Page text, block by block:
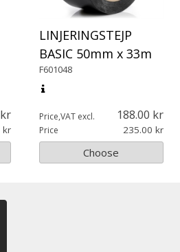
LINJERINGSTEJP
BASIC 50mm x 33m
F601048
Price,VAT excl. 188.00
Price 235.00
Choose